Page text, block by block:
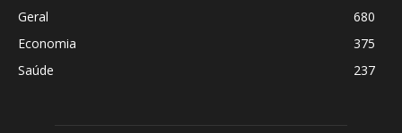
Geral
680
Economia
375
Saúde
237